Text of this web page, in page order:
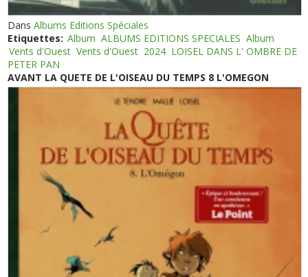
DansAlbums Editions Spéciales
Etiquettes: Album ALBUMS EDITIONS SPECIALES Album
Vents d'Ouest Vents d'Ouest 2024 LOISEL DANS L' OMBRE DE
PETER PAN
AVANT LA QUETE DE L'OISEAU DU TEMPS 8 L'OMEGON